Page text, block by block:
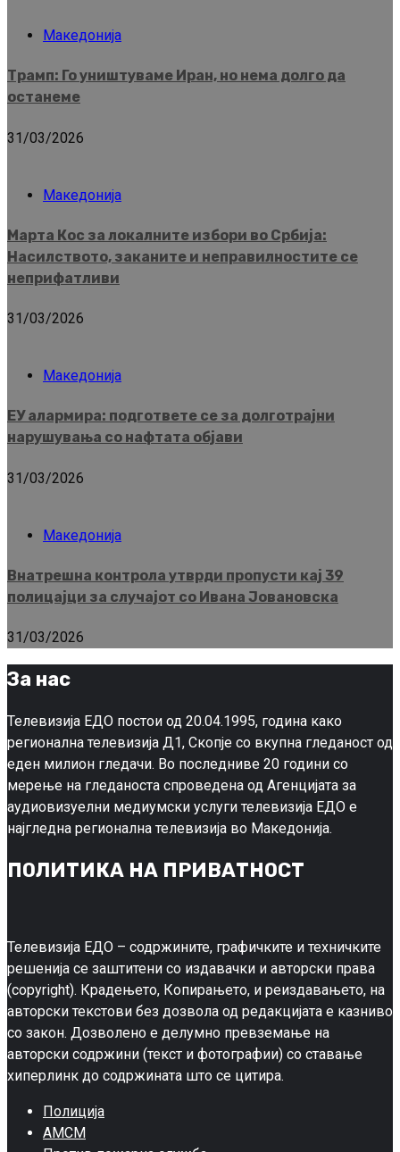
Македонија
Трамп: Го уништуваме Иран, но нема долго да
останеме
31/03/2026
Македонија
Марта Кос за локалните избори во Србија:
Насилството, заканите и неправилностите се
неприфатливи
31/03/2026
Македонија
ЕУ алармира: подгответе се за долготрајни
нарушувања со нафтата објави
31/03/2026
Македонија
Внатрешна контрола утврди пропусти кај 39
полицајци за случајот со Ивана Јовановска
31/03/2026
За нас
Телевизија ЕДО постои од 20.04.1995, година како
регионална телевизија Д1, Скопје со вкупна гледаност од
еден милион гледачи. Во последниве 20 години со
мерење на гледаноста спроведена од Агенцијата за
аудиовизуелни медиумски услуги телевизија ЕДО е
најгледна регионална телевизија во Македонија.
ПОЛИТИКА НА ПРИВАТНОСТ
Телевизија ЕДО – содржините, графичките и техничките
решенија се заштитени со издавачки и авторски права
(copyright). Крадењето, Копирањето, и реиздавањето, на
авторски текстови без дозвола од редакцијата е казниво
со закон. Дозволено е делумно превземање на
авторски содржини (текст и фотографии) со ставање
хиперлинк до содржината што се цитира.
Полиција
АМСМ